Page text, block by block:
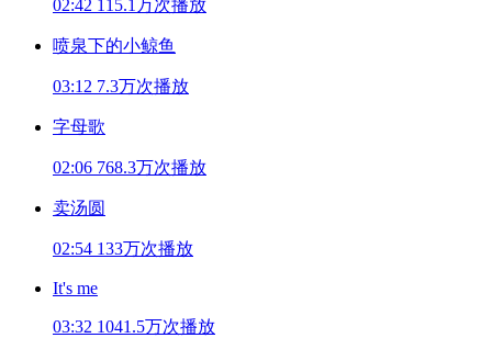
02:42 115.1万次播放
喷泉下的小鲸鱼
03:12 7.3万次播放
字母歌
02:06 768.3万次播放
卖汤圆
02:54 133万次播放
It's me
03:32 1041.5万次播放